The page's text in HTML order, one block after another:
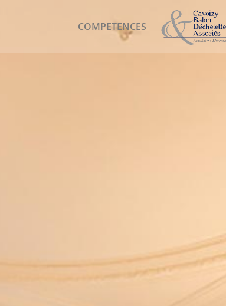
COMPETENCES